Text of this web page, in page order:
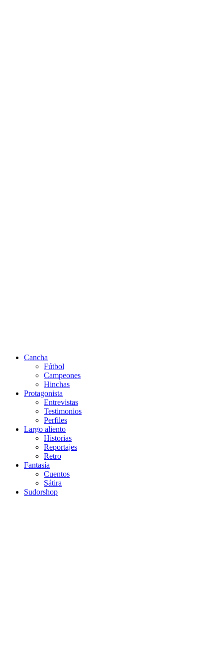
Cancha
Fútbol
Campeones
Hinchas
Protagonista
Entrevistas
Testimonios
Perfiles
Largo aliento
Historias
Reportajes
Retro
Fantasía
Cuentos
Sátira
Sudorshop